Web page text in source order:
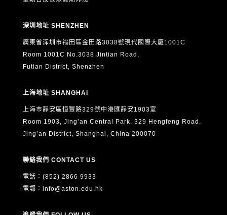
深圳地址 SHENZHEN
廣東省深圳市福田區金田路3038號現代國際大廈1001C
Room 1001C No.3038 Jintian Road,
Futian District, Shenzhen
上海地址 SHANGHAI
上海市靜安區恒豐路329號中港匯靜安1903室
Room 1903, Jing’an Central Park, 329 Hengfeng Road,
Jing’an District, Shanghai, China 200070
聯絡我們 CONTACT US
電話：(852) 2866 9933
電郵： info@aston.edu.hk